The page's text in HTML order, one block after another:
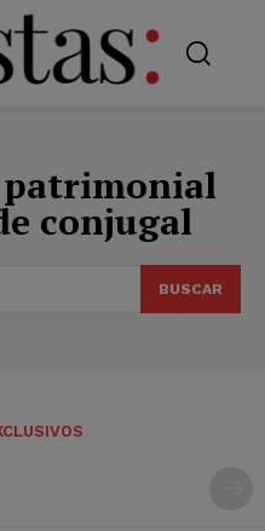
patrimonial
conjugal
BUSCAR